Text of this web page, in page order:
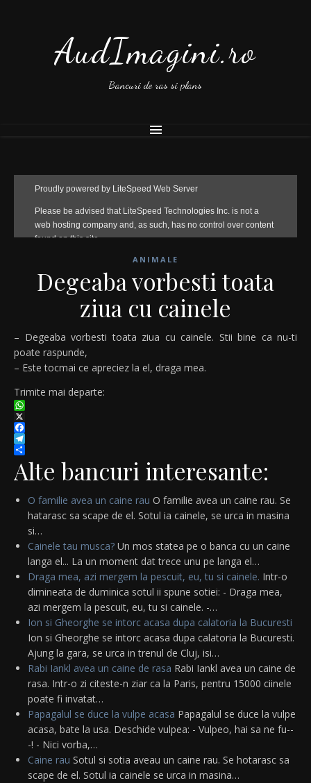
AudImagini.ro
Bancuri de ras si plans
ANIMALE
Degeaba vorbesti toata
ziua cu cainele
– Degeaba vorbesti toata ziua cu cainele. Stii bine ca nu-ti
poate raspunde,
– Este tocmai ce apreciez la el, draga mea.
Trimite mai departe:
WhatsApp
X
Facebook
Telegram
Partajează
Alte bancuri interesante:
O familie avea un caine rau O familie avea un caine rau. Se
hatarasc sa scape de el. Sotul ia cainele, se urca in masina
si…
Cainele tau musca? Un mos statea pe o banca cu un caine
langa el... La un moment dat trece unu pe langa el…
Draga mea, azi mergem la pescuit, eu, tu si cainele. Intr-o
dimineata de duminica sotul ii spune sotiei: - Draga mea,
azi mergem la pescuit, eu, tu si cainele. -…
Ion si Gheorghe se intorc acasa dupa calatoria la Bucuresti
Ion si Gheorghe se intorc acasa dupa calatoria la Bucuresti.
Ajung la gara, se urca in trenul de Cluj, isi…
Rabi Iankl avea un caine de rasa Rabi Iankl avea un caine de
rasa. Intr-o zi citeste-n ziar ca la Paris, pentru 15000 ciinele
poate fi invatat…
Papagalul se duce la vulpe acasa Papagalul se duce la vulpe
acasa, bate la usa. Deschide vulpea: - Vulpeo, hai sa ne fu--
-! - Nici vorba,…
Caine rau Sotul si sotia aveau un caine rau. Se hotarasc sa
scape de el. Sotul ia cainele se urca in masina…